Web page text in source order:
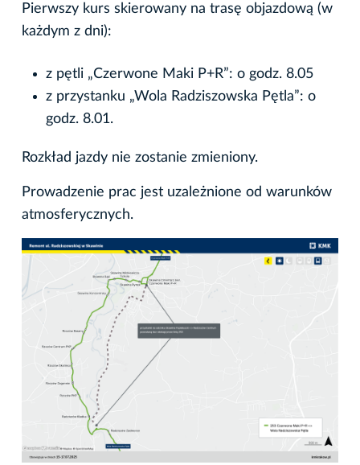
Pierwszy kurs skierowany na trasę objazdową (w
każdym z dni):
z pętli „Czerwone Maki P+R”: o godz. 8.05
z przystanku „Wola Radziszowska Pętla”: o
godz. 8.01.
Rozkład jazdy nie zostanie zmieniony.
Prowadzenie prac jest uzależnione od warunków
atmosferycznych.